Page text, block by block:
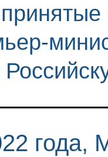
года,